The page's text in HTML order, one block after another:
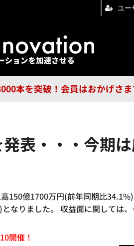
本を突破！会員はおかげさま
特集 ブランドチャ
フォーエ
表・・・今期
150億1700万円(前年同期比
なりました。 収益面に関しては
開催！
ユー